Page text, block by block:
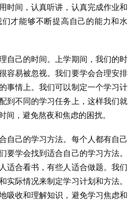
时间，认真听讲，认真完成作业和
才能够不断提高自己的能力和水
自己的时间。上学期间，我们的时
容易被忽视。我们要学会合理安排
事情上。我们可以制定一个学习计
到不同的学习任务上，这样我们就
间，避免熬夜和焦虑的困扰。
自己的学习方法。每个人都有自己
要学会找到适合自己的学习方法。
适合看书，有些人适合做题。我们
实际情况来制定学习计划和方法。
吸收和理解知识，避免学习焦虑和